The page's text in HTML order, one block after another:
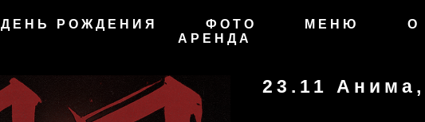
ДЕНЬ РОЖДЕНИЯ ФОТО МЕНЮ
О
АРЕНДА
23.11